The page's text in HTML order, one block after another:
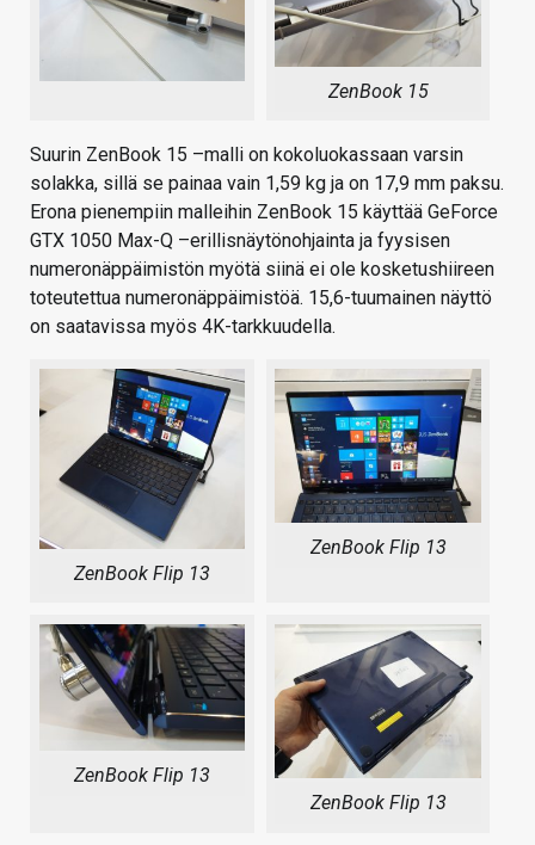
ZenBook 15
Suurin ZenBook 15 –malli on kokoluokassaan varsin
solakka, sillä se painaa vain 1,59 kg ja on 17,9 mm paksu.
Erona pienempiin malleihin ZenBook 15 käyttää GeForce
GTX 1050 Max-Q –erillisnäytönohjainta ja fyysisen
numeronäppäimistön myötä siinä ei ole kosketushiireen
toteutettua numeronäppäimistöä. 15,6-tuumainen näyttö
on saatavissa myös 4K-tarkkuudella.
ZenBook Flip 13
ZenBook Flip 13
ZenBook Flip 13
ZenBook Flip 13